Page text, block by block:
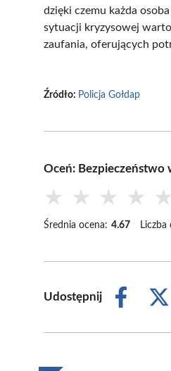
dzięki czemu każda
sytuacji kryzysowej
zaufania, oferujących
Źródło: Policja Gołdap
Oceń: Bezpieczeństwo
★ ★ ★ ★ ★
Średnia ocena: 4.67 Liczba
Udostępnij
Share